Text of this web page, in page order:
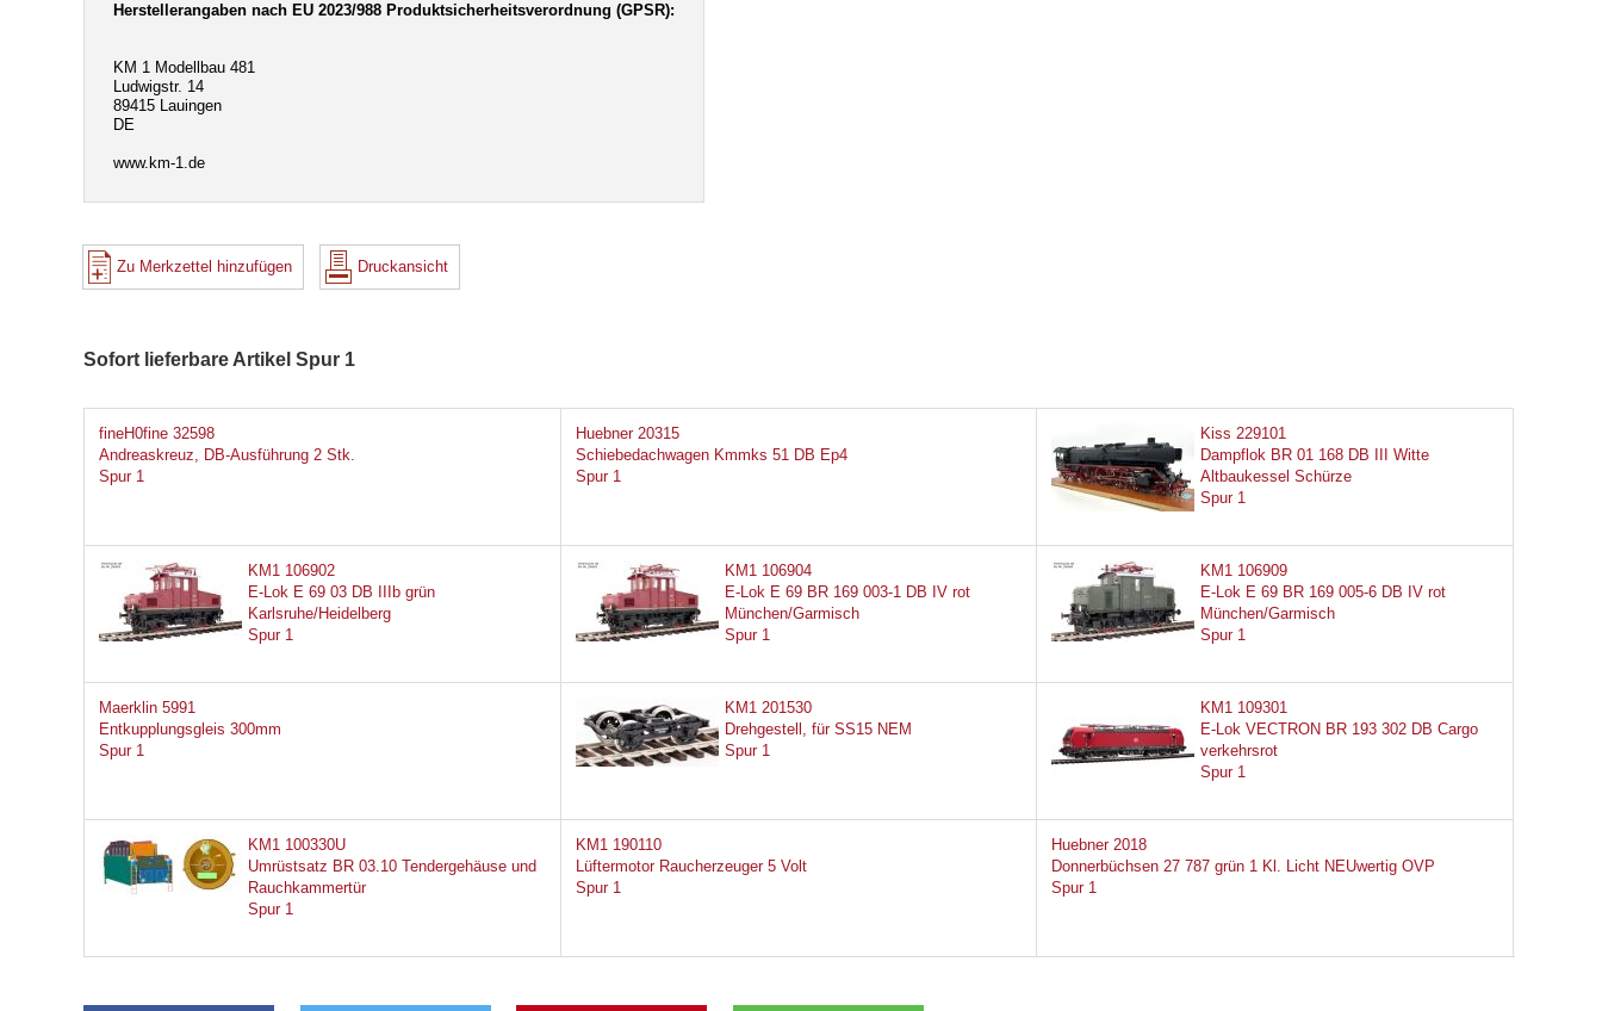
Herstellerangaben nach EU 2023/988 Produktsicherheitsverordnung (GPSR):
KM 1 Modellbau 481
Ludwigstr. 14
89415 Lauingen
DE
www.km-1.de
Zu Merkzettel hinzufügen Druckansicht
Sofort lieferbare Artikel Spur 1
fineH0fine 32598
Andreaskreuz, DB-Ausführung 2 Stk.
Spur 1
Huebner 20315
Schiebedachwagen Kmmks 51 DB Ep4
Spur 1
Kiss 229101
Dampflok BR 01 168 DB III Witte
Altbaukessel Schürze
Spur 1
KM1 106902
E-Lok E 69 03 DB IIIb grün
Karlsruhe/Heidelberg
Spur 1
KM1 106904
E-Lok E 69 BR 169 003-1 DB IV rot
München/Garmisch
Spur 1
KM1 106909
E-Lok E 69 BR 169 005-6 DB IV rot
München/Garmisch
Spur 1
Maerklin 5991
Entkupplungsgleis 300mm
Spur 1
KM1 201530
Drehgestell, für SS15 NEM
Spur 1
KM1 109301
E-Lok VECTRON BR 193 302 DB Cargo
verkehrsrot
Spur 1
KM1 100330U
Umrüstsatz BR 03.10 Tendergehäuse und
Rauchkammertür
Spur 1
KM1 190110
Lüftermotor Raucherzeuger 5 Volt
Spur 1
Huebner 2018
Donnerbüchsen 27 787 grün 1 Kl. Licht NEUwertig OVP
Spur 1